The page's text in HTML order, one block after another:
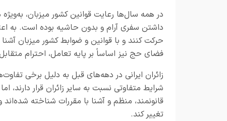
در همه سال‌ها رعایت قوانین کشور میزبان،
داشتن سفری آرام و بدون حاشیه بوده است. به
حرکت کنند و با قوانین و ضوابط کشور میزبان
فضای حج نیز اساساً بر پایه تعامل، احترام
زائران ایرانی در دهه‌های قبل به دلیل برخی
شرایط متفاوتی نسبت به سایر زائران قرار دارند،
قانونمند، منظم و آشنا با مقررات شناخته
تغییر کند.